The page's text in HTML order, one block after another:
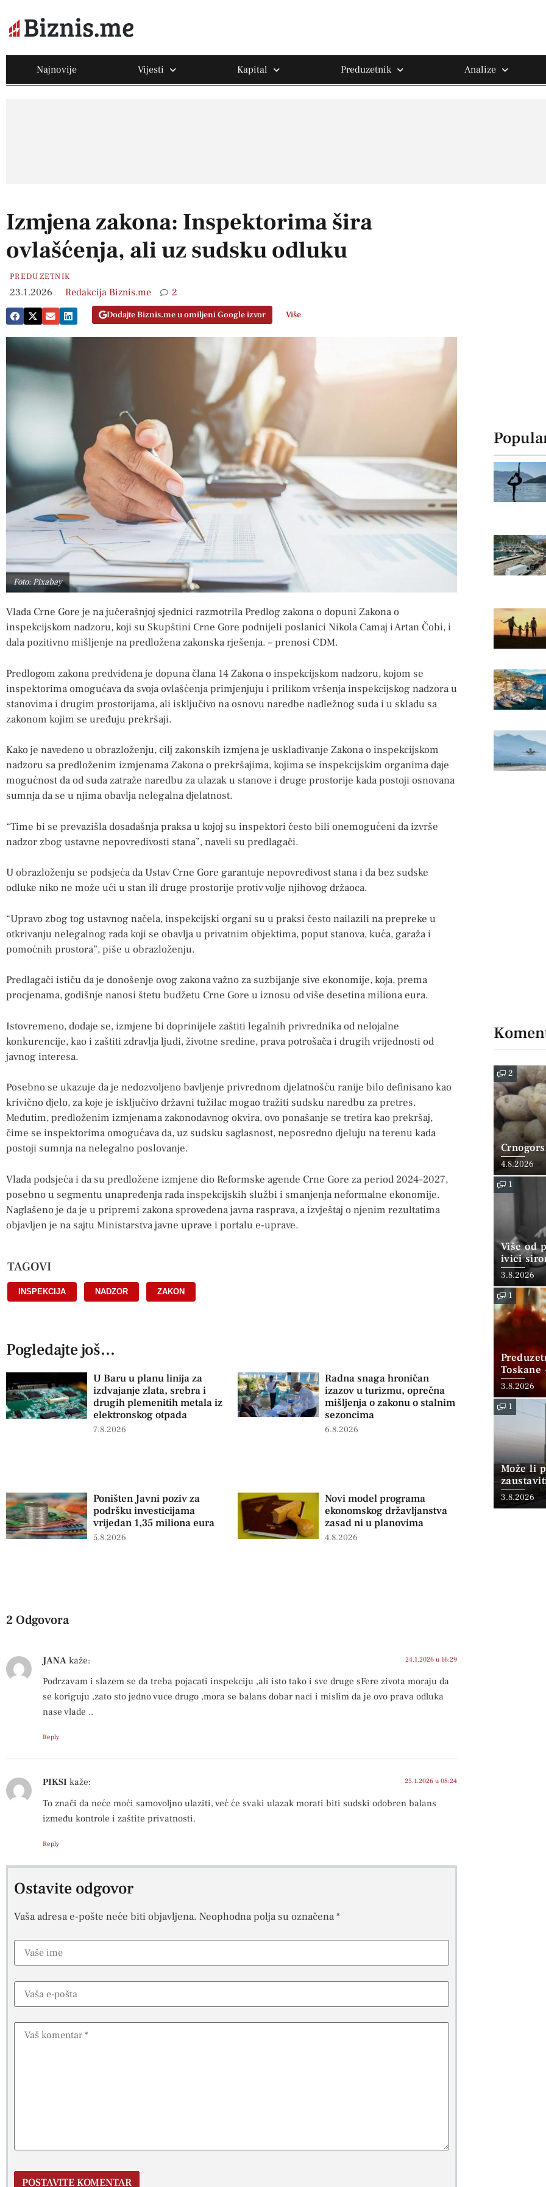
Najnovije Vijesti Kapital Preduzetnik Analize
Izmjena zakona: Inspektorima šira
ovlašćenja, ali uz sudsku odluku
PREDUZETNIK
23.1.2026 Redakcija Biznis.me 2
Dodajte Biznis.me u omiljeni Google izvor Više
Foto: Pixabay
Vlada Crne Gore je na jučerašnjoj sjednici razmotrila Predlog zakona o dopuni Zakona o
inspekcijskom nadzoru, koji su Skupštini Crne Gore podnijeli poslanici Nikola Camaj i Artan Čobi, i
dala pozitivno mišljenje na predložena zakonska rješenja. – prenosi CDM.
Predlogom zakona predviđena je dopuna člana 14 Zakona o inspekcijskom nadzoru, kojom se
inspektorima omogućava da svoja ovlašćenja primjenjuju i prilikom vršenja inspekcijskog nadzora u
stanovima i drugim prostorijama, ali isključivo na osnovu naredbe nadležnog suda i u skladu sa
zakonom kojim se uređuju prekršaji.
Kako je navedeno u obrazloženju, cilj zakonskih izmjena je usklađivanje Zakona o inspekcijskom
nadzoru sa predloženim izmjenama Zakona o prekršajima, kojima se inspekcijskim organima daje
mogućnost da od suda zatraže naredbu za ulazak u stanove i druge prostorije kada postoji osnovana
sumnja da se u njima obavlja nelegalna djelatnost.
“Time bi se prevazišla dosadašnja praksa u kojoj su inspektori često bili onemogućeni da izvrše
nadzor zbog ustavne nepovredivosti stana”, naveli su predlagači.
U obrazloženju se podsjeća da Ustav Crne Gore garantuje nepovredivost stana i da bez sudske
odluke niko ne može ući u stan ili druge prostorije protiv volje njihovog držaoca.
“Upravo zbog tog ustavnog načela, inspekcijski organi su u praksi često nailazili na prepreke u
otkrivanju nelegalnog rada koji se obavlja u privatnim objektima, poput stanova, kuća, garaža i
pomoćnih prostora”, piše u obrazloženju.
Predlagači ističu da je donošenje ovog zakona važno za suzbijanje sive ekonomije, koja, prema
procjenama, godišnje nanosi štetu budžetu Crne Gore u iznosu od više desetina miliona eura.
Istovremeno, dodaje se, izmjene bi doprinijele zaštiti legalnih privrednika od nelojalne
konkurencije, kao i zaštiti zdravlja ljudi, životne sredine, prava potrošača i drugih vrijednosti od
javnog interesa.
Posebno se ukazuje da je nedozvoljeno bavljenje privrednom djelatnošću ranije bilo definisano kao
krivično djelo, za koje je isključivo državni tužilac mogao tražiti sudsku naredbu za pretres.
Međutim, predloženim izmjenama zakonodavnog okvira, ovo ponašanje se tretira kao prekršaj,
čime se inspektorima omogućava da, uz sudsku saglasnost, neposredno djeluju na terenu kada
postoji sumnja na nelegalno poslovanje.
Vlada podsjeća i da su predložene izmjene dio Reformske agende Crne Gore za period 2024–2027,
posebno u segmentu unapređenja rada inspekcijskih službi i smanjenja neformalne ekonomije.
Naglašeno je da je u pripremi zakona sprovedena javna rasprava, a izvještaj o njenim rezultatima
objavljen je na sajtu Ministarstva javne uprave i portalu e-uprave.
TAGOVI
INSPEKCIJA NADZOR ZAKON
Pogledajte još...
U Baru u planu linija za
izdvajanje zlata, srebra i
drugih plemenitih metala iz
elektronskog otpada
7.8.2026
Radna snaga hroničan
izazov u turizmu, oprečna
mišljenja o zakonu o stalnim
sezoncima
6.8.2026
Poništen Javni poziv za
podršku investicijama
vrijedan 1,35 miliona eura
5.8.2026
Novi model programa
ekonomskog državljanstva
zasad ni u planovima
4.8.2026
2 Odgovora
JANA kaže: 24.1.2026 u 16:29
Podrzavam i slazem se da treba pojacati inspekciju ,ali isto tako i sve druge sFere zivota moraju da
se koriguju ,zato sto jedno vuce drugo ,mora se balans dobar naci i mislim da je ovo prava odluka
nase vlade ..
Reply
PIKSI kaže: 25.1.2026 u 08:24
To znači da neće moći samovoljno ulaziti, već će svaki ulazak morati biti sudski odobren balans
između kontrole i zaštite privatnosti.
Reply
Ostavite odgovor
Vaša adresa e-pošte neće biti objavljena. Neophodna polja su označena*
2
4.8.2026
1
Više od
ivici
3.8.2026
1
Gore
3.8.2026
1
Može li
3.8.2026